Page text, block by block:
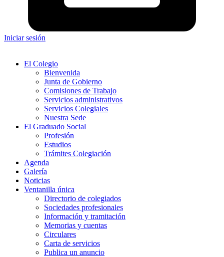
Iniciar sesión
El Colegio
Bienvenida
Junta de Gobierno
Comisiones de Trabajo
Servicios administrativos
Servicios Colegiales
Nuestra Sede
El Graduado Social
Profesión
Estudios
Trámites Colegiación
Agenda
Galería
Noticias
Ventanilla única
Directorio de colegiados
Sociedades profesionales
Información y tramitación
Memorias y cuentas
Circulares
Carta de servicios
Publica un anuncio